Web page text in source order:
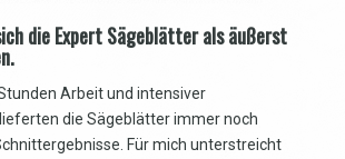
die Expert Sägeblätter als äußerst
Arbeit und intensiver
die Sägeblätter immer noch
Für mich unterstreicht